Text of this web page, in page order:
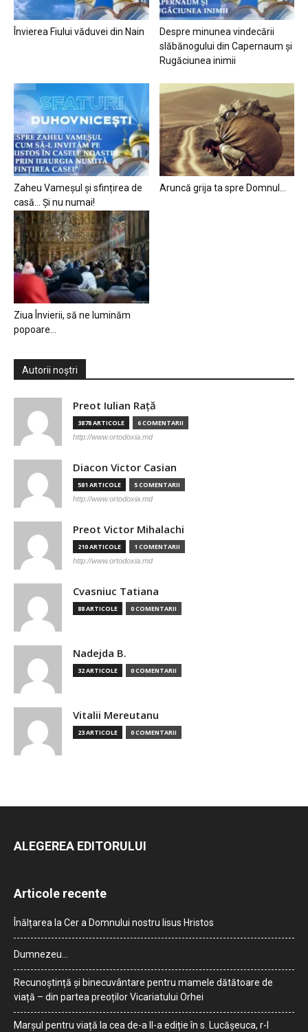
Învierea Fiului văduvei din Nain
Despre minunea vindecării
slăbănogului din Capernaum și
Rugăciunea inimii
Zaheu Vameșul și sfințirea de
casă… Și nu numai!
Aruncă grija ta spre Domnul…
Ziua Învierii, să ne luminăm
popoare…
Autorii noștri
Preot Iulian Raţă
3878 ARTICOLE 6 COMENTARII
http://www.ortodoxia.md
Diacon Victor Casian
581 ARTICOLE 5 COMENTARII
http://www.ortodoxia.md
Preot Victor Mihalachi
210 ARTICOLE 1 COMENTARII
http://www.ortodoxia.md
Cvasniuc Tatiana
88 ARTICOLE 0 COMENTARII
Nadejda B.
32 ARTICOLE 0 COMENTARII
Vitalii Mereutanu
23 ARTICOLE 0 COMENTARII
ALEGEREA EDITORULUI
Articole recente
Înălțarea la Cer a Domnului nostru Iisus Hristos
Dumnezeu…
Recunoștință și binecuvântare pentru mamele dătătoare de
viață – din partea preoților Vicariatului Orhei
Marșul pentru viață la cea de-a II-a ediție în s. Lucășeuca, r-l